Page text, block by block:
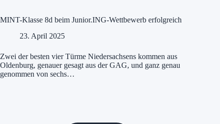
MINT-Klasse 8d beim Junior.ING-Wettbewerb erfolgreich
23. April 2025
Zwei der besten vier Türme Niedersachsens kommen aus
Oldenburg, genauer gesagt aus der GAG, und ganz genau
genommen von sechs…